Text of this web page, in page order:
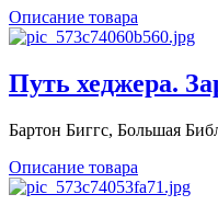
Описание товара
Путь хеджера.
Бартон Биггс, Большая
Описание товара